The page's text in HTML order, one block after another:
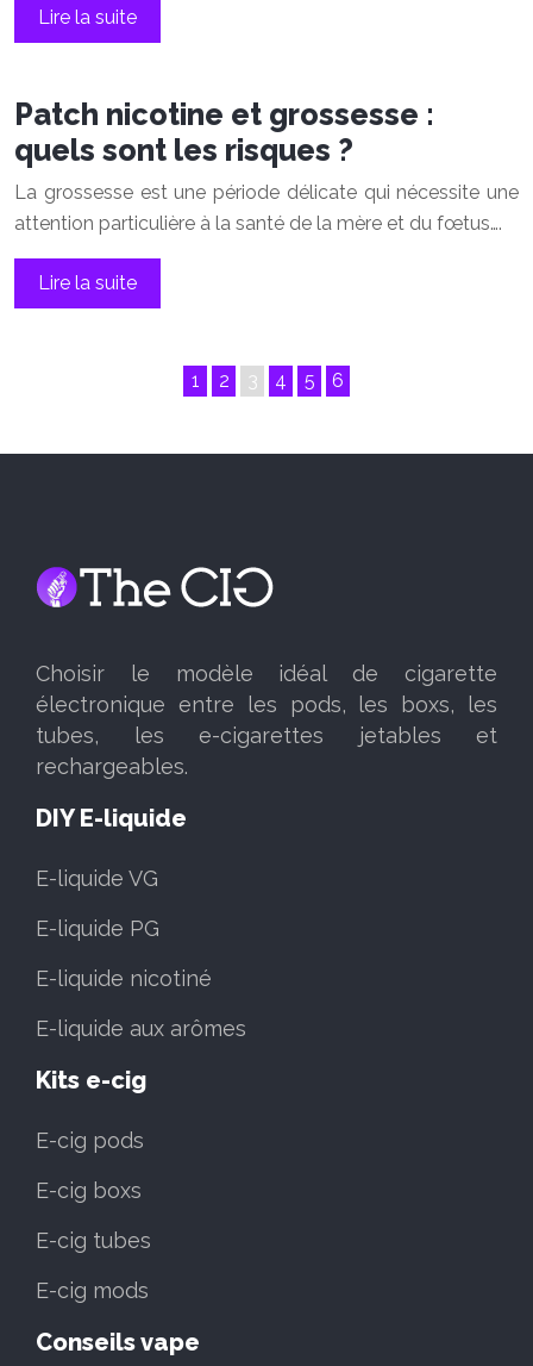
Lire la suite
Patch nicotine et grossesse :
quels sont les risques ?
La grossesse est une période délicate qui nécessite une
attention particulière à la santé de la mère et du fœtus….
Lire la suite
1 2 3 4 5 6
Choisir le modèle idéal de cigarette
électronique entre les pods, les boxs, les
tubes, les e-cigarettes jetables et
rechargeables.
DIY E-liquide
E-liquide VG
E-liquide PG
E-liquide nicotiné
E-liquide aux arômes
Kits e-cig
E-cig pods
E-cig boxs
E-cig tubes
E-cig mods
Conseils vape